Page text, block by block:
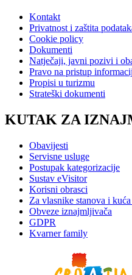
Kontakt
Privatnost i zaštita
Cookie policy
Dokumenti
Natječaji, javni pozivi i
Pravo na pristup
Propisi u turizmu
Strateški dokumenti
KUTAK ZA
Obavijesti
Servisne usluge
Postupak kategorizacije
Sustav eVisitor
Korisni obrasci
Za vlasnike stanova i
Obveze iznajmljivača
GDPR
Kvarner family